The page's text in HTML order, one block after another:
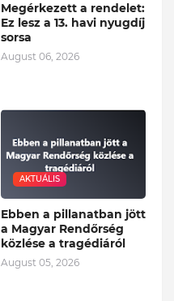
Megérkezett a rendelet:
Ez lesz a 13. havi nyugdíj
sorsa
August 06, 2026
AKTUÁLIS
Ebben a pillanatban jött
a Magyar Rendőrség
közlése a tragédiáról
August 05, 2026